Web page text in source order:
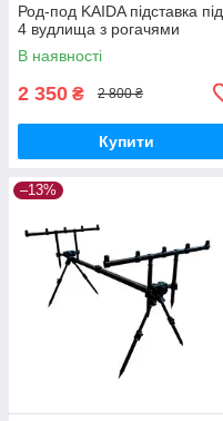
Род-под KAIDA підставка під
4 вудлища з рогачями
В наявності
2 350 ₴ 2 800 ₴
Купити
–13%